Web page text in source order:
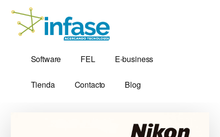
contenido
Additional
menu
Soluciones
Tecnológicas
desde
1,999
Electrónica
Software FEL E-business
Tienda Contacto Blog